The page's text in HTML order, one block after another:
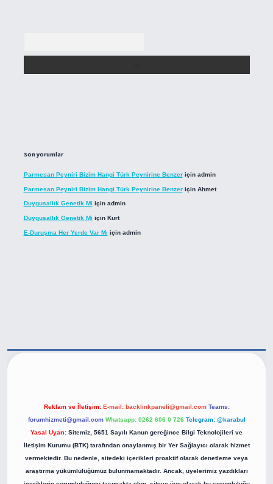
Son yorumlar
Parmesan Peyniri Bizim Hangi Türk Peynirine Benzeriçin admin
Parmesan Peyniri Bizim Hangi Türk Peynirine Benzeriçin Ahmet
Duygusallık Genetik Mi için admin
Duygusallık Genetik Mi için Kurt
E-Duruşma Her Yerde Var Mı için admin
Reklam ve İletişim: E-mail: backlinkpaneli@gmail.com Teams:
forumhizmeti@gmail.com Whatsapp: 0262 606 0 726 Telegram: @karabul
Yasal Uyarı: Sitemiz, 5651 Sayılı Kanun gereğince Bilgi Teknolojileri ve
İletişim Kurumu (BTK) tarafından onaylanmış bir Yer Sağlayıcı olarak hizmet
vermektedir. Bu nedenle, sitedeki içerikleri proaktif olarak denetleme veya
araştırma yükümlülüğümüz bulunmamaktadır. Ancak, üyelerimiz yazdıkları